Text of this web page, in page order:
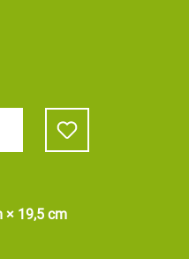
× 19,5 cm